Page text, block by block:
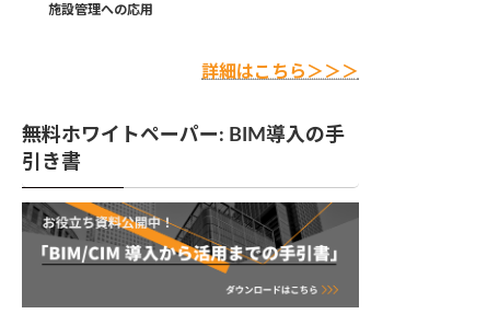
施設管理への応用
詳細はこちら＞＞＞
無料ホワイトペーパー: BIM導入の手
引き書